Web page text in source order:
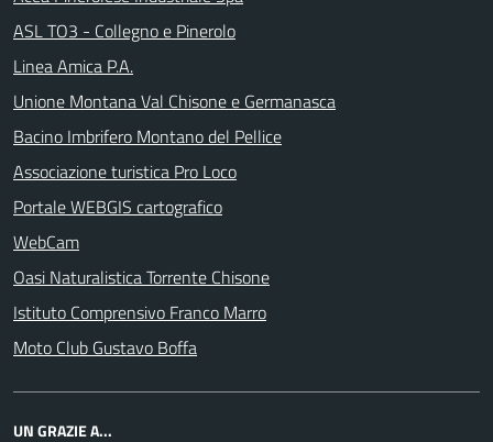
ASL TO3 - Collegno e Pinerolo
Linea Amica P.A.
Unione Montana Val Chisone e Germanasca
Bacino Imbrifero Montano del Pellice
Associazione turistica Pro Loco
Portale WEBGIS cartografico
WebCam
Oasi Naturalistica Torrente Chisone
Istituto Comprensivo Franco Marro
Moto Club Gustavo Boffa
UN GRAZIE A...